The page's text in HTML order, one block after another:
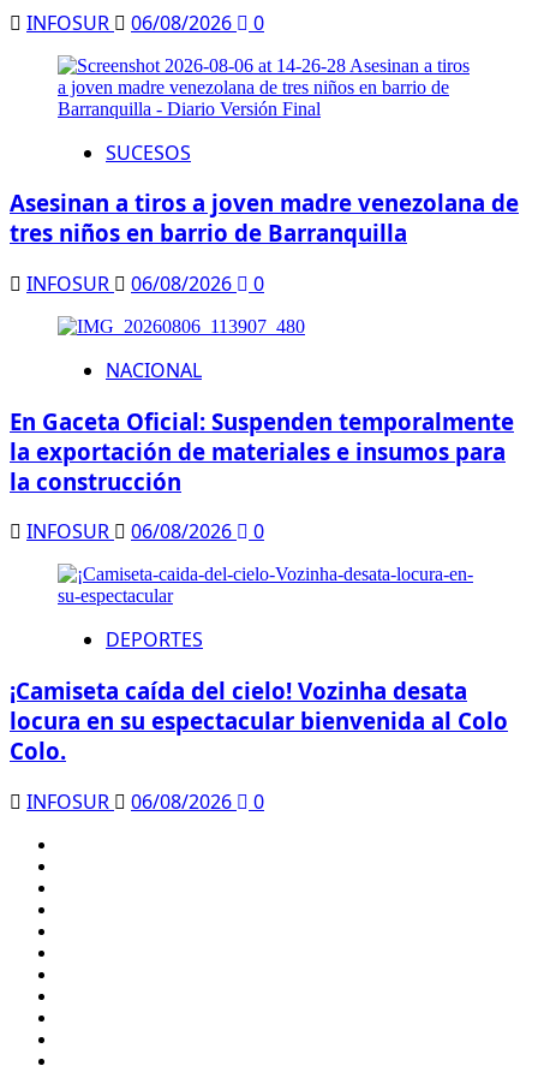
INFOSUR 06/08/2026 0
SUCESOS
Asesinan a tiros a joven madre venezolana de
tres niños en barrio de Barranquilla
INFOSUR 06/08/2026 0
NACIONAL
En Gaceta Oficial: Suspenden temporalmente
la exportación de materiales e insumos para
la construcción
INFOSUR 06/08/2026 0
DEPORTES
¡Camiseta caída del cielo! Vozinha desata
locura en su espectacular bienvenida al Colo
Colo.
INFOSUR 06/08/2026 0